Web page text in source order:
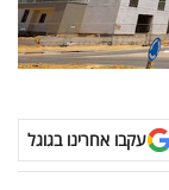
עקבו אחרינו בגוגל